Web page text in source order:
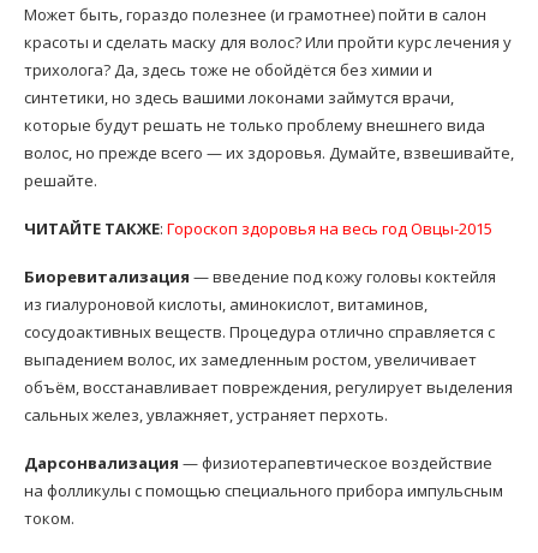
Может быть, гораздо полезнее (и грамотнее) пойти в салон
красоты и сделать маску для волос? Или пройти курс лечения у
трихолога? Да, здесь тоже не обойдётся без химии и
синтетики, но здесь вашими локонами займутся врачи,
которые будут решать не только проблему внешнего вида
волос, но прежде всего — их здоровья. Думайте, взвешивайте,
решайте.
ЧИТАЙТЕ ТАКЖЕ: Гороскоп здоровья на весь год Овцы-2015
Биоревитализация — введение под кожу головы коктейля
из гиалуроновой кислоты, аминокислот, витаминов,
сосудоактивных веществ. Процедура отлично справляется с
выпадением волос, их замедленным ростом, увеличивает
объём, восстанавливает повреждения, регулирует выделения
сальных желез, увлажняет, устраняет перхоть.
Дарсонвализация — физиотерапевтическое воздействие
на фолликулы с помощью специального прибора импульсным
током.